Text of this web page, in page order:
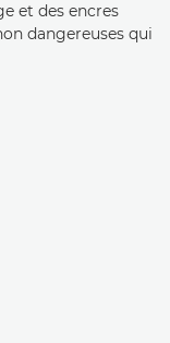
et des encres
dangereuses qui